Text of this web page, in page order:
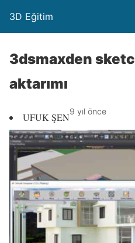
3D Eğitim
3dsmaxden
aktarımı
UFUK ŞEN9 yıl önce